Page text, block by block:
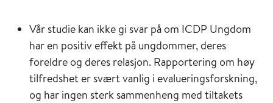
Vår studie kan ikke gi svar på om ICDP Ungdom
har en positiv effekt på ungdommer, deres
foreldre og deres relasjon. Rapportering om høy
tilfredshet er svært vanlig i evalueringsforskning,
og har ingen sterk sammenheng med tiltakets